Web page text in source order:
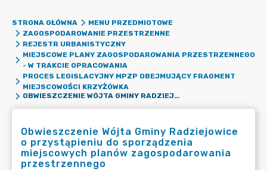
STRONA GŁÓWNA
MENU PRZEDMIOTOWE
ZAGOSPODAROWANIE PRZESTRZENNE
REJESTR URBANISTYCZNY
MIEJSCOWE PLANY ZAGOSPODAROWANIA PRZESTRZENNEGO
- W TRAKCIE OPRACOWANIA
PROCES LEGISLACYJNY MPZP OBEJMUJĄCY FRAGMENT
MIEJSCOWOŚCI KRZYŻÓWKA
OBWIESZCZENIE WÓJTA GMINY RADZIEJOWICE O PRZYSTĄPIENIU DO SPORZĄDZENIA MIEJSCOWYCH PLANÓW ZAGOSPODAROWANIA PRZESTRZENNEGO
Obwieszczenie Wójta Gminy Radziejowice
o przystąpieniu do sporządzenia
miejscowych planów zagospodarowania
przestrzennego